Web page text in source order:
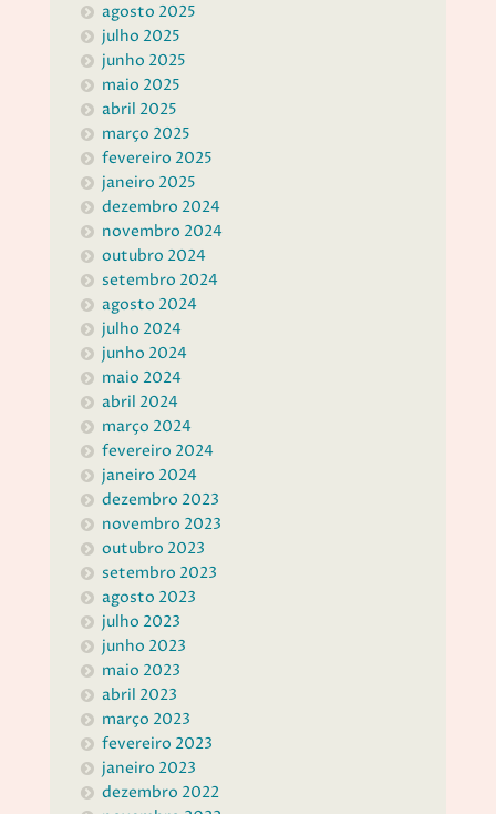
agosto 2025
julho 2025
junho 2025
maio 2025
abril 2025
março 2025
fevereiro 2025
janeiro 2025
dezembro 2024
novembro 2024
outubro 2024
setembro 2024
agosto 2024
julho 2024
junho 2024
maio 2024
abril 2024
março 2024
fevereiro 2024
janeiro 2024
dezembro 2023
novembro 2023
outubro 2023
setembro 2023
agosto 2023
julho 2023
junho 2023
maio 2023
abril 2023
março 2023
fevereiro 2023
janeiro 2023
dezembro 2022